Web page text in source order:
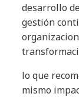
desarrollo
gestión
lo que
mismo